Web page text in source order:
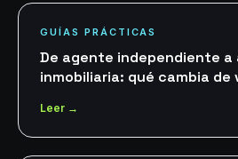
GUÍAS PRÁCTICAS
De agente independiente a
inmobiliaria: qué cambia de
Leer →